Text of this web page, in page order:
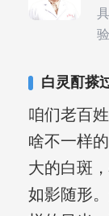
白灵酊搽
咱们老百
啥不一样
大的白斑
如影随形